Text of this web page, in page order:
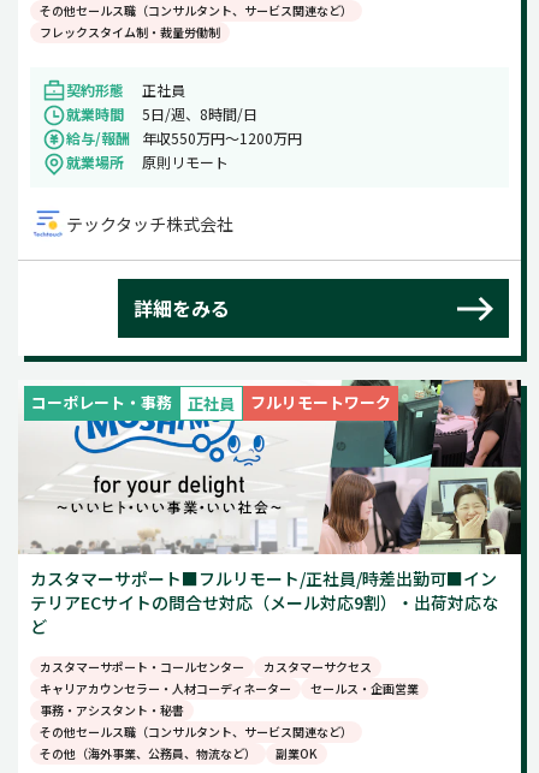
その他セールス職（コンサルタント、サービス関連など）
フレックスタイム制・裁量労働制
契約形態
正社員
就業時間
5日/週、8時間/日
給与/報酬
年収550万円〜1200万円
就業場所
原則リモート
テックタッチ株式会社
詳細をみる
コーポレート・事務 正社員 フルリモートワーク
カスタマーサポート■フルリモート/正社員/時差出勤可■イン
テリアECサイトの問合せ対応（メール対応9割）・出荷対応な
ど
カスタマーサポート・コールセンター
カスタマーサクセス
キャリアカウンセラー・人材コーディネーター
セールス・企画営業
事務・アシスタント・秘書
その他セールス職（コンサルタント、サービス関連など）
その他（海外事業、公務員、物流など）
副業OK